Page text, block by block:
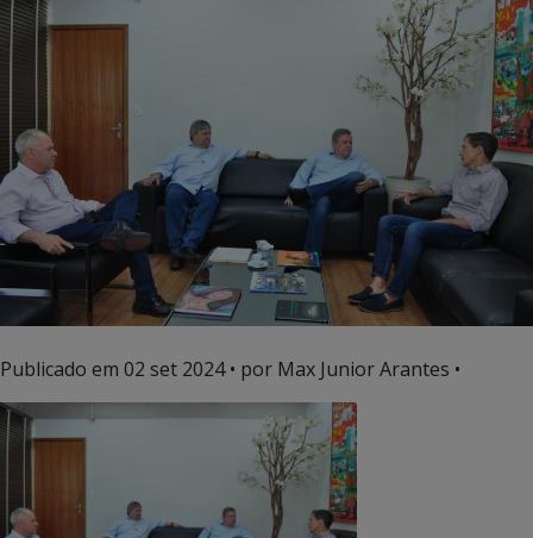
Publicado em 02 set 2024• por Max Junior Arantes •